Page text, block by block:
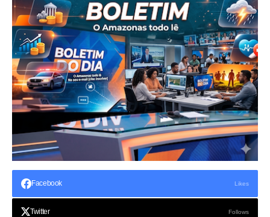
Facebook Likes
Twitter Follows